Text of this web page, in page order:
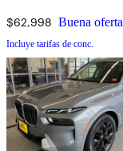
$62,998 Buena oferta
Incluye tarifas de conc.